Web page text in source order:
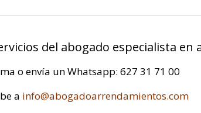
del abogado especialista en
o envía un Whatsapp: 627 31 71 00
a info@abogadoarrendamientos.com